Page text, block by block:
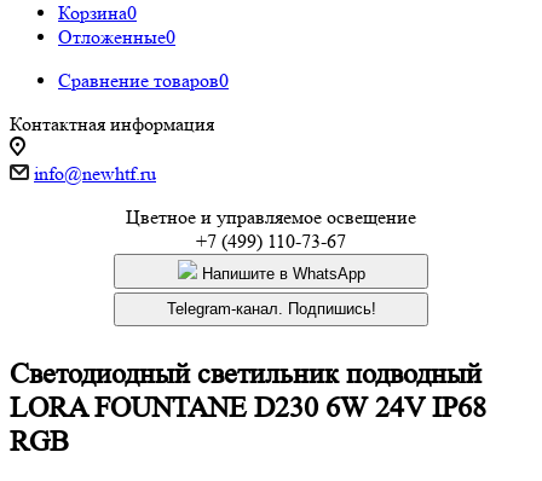
Корзина0
Отложенные0
Сравнение товаров0
Контактная информация
info@newhtf.ru
Цветное и управляемое освещение
+7 (499) 110-73-67
Напишите в WhatsApp
Telegram-канал. Подпишись!
Светодиодный светильник подводный
LORA FOUNTANE D230 6W 24V IP68
RGB